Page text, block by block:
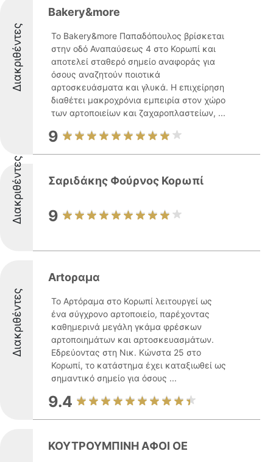
Διακριθέντες
Bakery&more
Το Bakery&more Παπαδόπουλος βρίσκεται
στην οδό Αναπαύσεως 4 στο Κορωπί και
αποτελεί σταθερό σημείο αναφοράς για
όσους αναζητούν ποιοτικά
αρτοσκευάσματα και γλυκά. Η επιχείρηση
διαθέτει μακροχρόνια εμπειρία στον χώρο
των αρτοποιείων και ζαχαροπλαστείων, ...
9
Διακριθέντες Σαριδάκης Φούρνος Κορωπί
9
Διακριθέντες
Artοραμα
Το Αρτόραμα στο Κορωπί λειτουργεί ως
ένα σύγχρονο αρτοποιείο, παρέχοντας
καθημερινά μεγάλη γκάμα φρέσκων
αρτοποιημάτων και αρτοσκευασμάτων.
Εδρεύοντας στη Νικ. Κώνστα 25 στο
Κορωπί, το κατάστημα έχει καταξιωθεί ως
σημαντικό σημείο για όσους ...
9.4
ΚΟΥΤΡΟΥΜΠΙΝΗ ΑΦΟΙ OE